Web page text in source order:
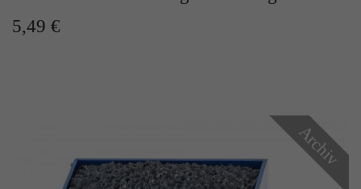
5,49 €
Archiv